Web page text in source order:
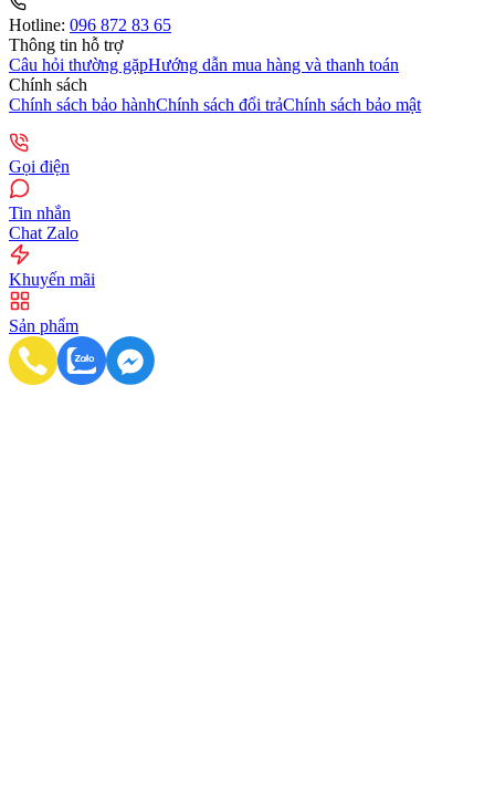
Hotline: 096 872 83 65
Thông tin hỗ trợ
Câu hỏi thường gặpHướng dẫn mua hàng và thanh toán
Chính sách
Chính sách bảo hànhChính sách đổi trảChính sách bảo mật
Gọi điện
Tin nhắn
Chat Zalo
Khuyến mãi
Sản phẩm